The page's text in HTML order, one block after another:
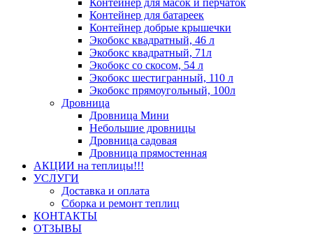
Контейнер для батареек
Контейнер добрые крышечки
Экобокс квадратный, 46 л
Экобокс квадратный, 71л
Экобокс со скосом, 54 л
Экобокс шестигранный, 110 л
Экобокс прямоугольный, 100л
Дровница
Дровница Мини
Небольшие дровницы
Дровница садовая
Дровница прямостенная
АКЦИИ на теплицы!!!
УСЛУГИ
Доставка и оплата
Сборка и ремонт теплиц
КОНТАКТЫ
ОТЗЫВЫ